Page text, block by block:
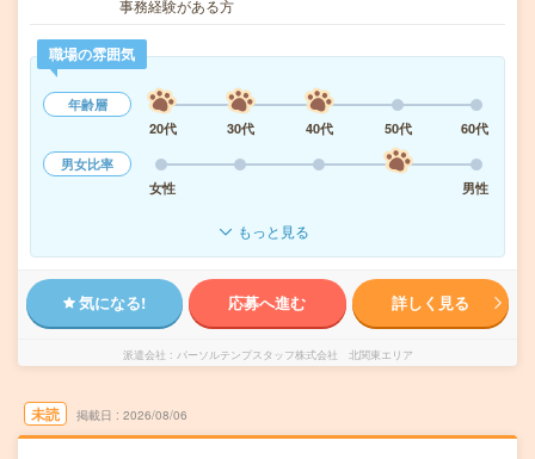
事務経験がある方
職場の雰囲気
年齢層
20代
30代 40代 50代
60代
男女比率
女性
男性
もっと見る
気になる! 応募へ進む 詳しく見る
派遣会社 パーソルテンプスタッフ株式会社 北関東エリア
未読 掲載日 2026/08/06